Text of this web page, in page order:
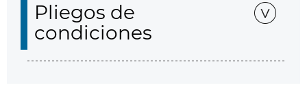
Pliegos de
condiciones